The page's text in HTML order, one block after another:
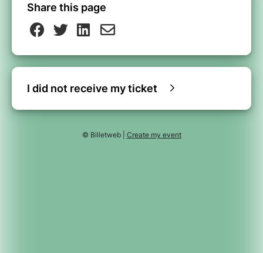
Share this page
I did not receive my ticket
© Billetweb | Create my event